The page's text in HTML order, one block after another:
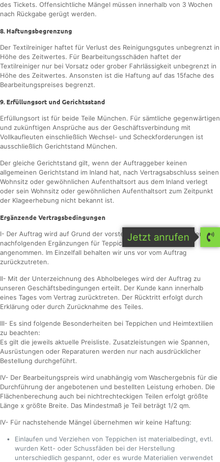
des Tickets. Offensichtliche Mängel müssen innerhalb von 3 Wochen
nach Rückgabe gerügt werden.
8. Haftungsbegrenzung
Der Textilreiniger haftet für Verlust des Reinigungsgutes unbegrenzt in
Höhe des Zeitwertes. Für Bearbeitungsschäden haftet der
Textilreiniger nur bei Vorsatz oder grober Fahrlässigkeit unbegrenzt in
Höhe des Zeitwertes. Ansonsten ist die Haftung auf das 15fache des
Bearbeitungspreises begrenzt.
9. Erfüllungsort und Gerichtsstand
Erfüllungsort ist für beide Teile München. Für sämtliche gegenwärtigen
und zukünftigen Ansprüche aus der Geschäftsverbindung mit
Vollkaufleuten einschließlich Wechsel- und Scheckforderungen ist
ausschließlich Gerichtstand München.
Der gleiche Gerichtstand gilt, wenn der Auftraggeber keinen
allgemeinen Gerichtstand im Inland hat, nach Vertragsabschluss seinen
Wohnsitz oder gewöhnlichen Aufenthaltsort aus dem Inland verlegt
oder sein Wohnsitz oder gewöhnlichen Aufenthaltsort zum Zeitpunkt
der Klageerhebung nicht bekannt ist.
Ergänzende Vertragsbedingungen
I- Der Auftrag wird auf Grund der vorstehenden LB-DTV i.V.m den
nachfolgenden Ergänzungen für Teppiche und Heimtextilien
angenommen. Im Einzelfall behalten wir uns vor vom Auftrag
zurückzutreten.
II- Mit der Unterzeichnung des Abholbeleges wird der Auftrag zu
unseren Geschäftsbedingungen erteilt. Der Kunde kann innerhalb
eines Tages vom Vertrag zurücktreten. Der Rücktritt erfolgt durch
Erklärung oder durch Zurücknahme des Teiles.
III- Es sind folgende Besonderheiten bei Teppichen und Heimtextilien
zu beachten:
Es gilt die jeweils aktuelle Preisliste. Zusatzleistungen wie Spannen,
Ausrüstungen oder Reparaturen werden nur nach ausdrücklicher
Bestellung durchgeführt.
IV- Der Bearbeitungspreis wird unabhängig vom Waschergebnis für die
Durchführung der angebotenen und bestellten Leistung erhoben. Die
Flächenberechung auch bei nichtrechteckigen Teilen erfolgt größte
Länge x größte Breite. Das Mindestmaß je Teil beträgt 1/2 qm.
IV- Für nachstehende Mängel übernehmen wir keine Haftung:
Einlaufen und Verziehen von Teppichen ist materialbedingt, evtl.
wurden Kett- oder Schussfäden bei der Herstellung
unterschiedlich gespannt, oder es wurde Materialien verwendet
Jetzt anrufen